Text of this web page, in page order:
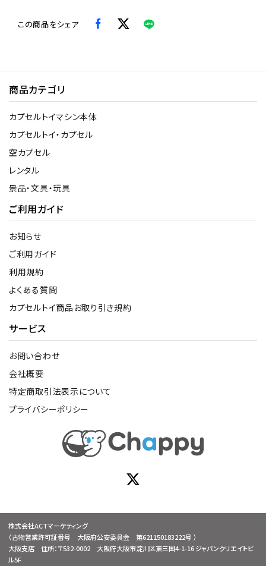
この商品をシェア
商品カテゴリ
カプセルトイマシン本体
カプセルトイ・カプセル
空カプセル
レンタル
景品・文具・玩具
ご利用ガイド
お知らせ
ご利用ガイド
利用規約
よくある質問
カプセルトイ商品お取り引き規約
サービス
お問い合わせ
会社概要
特定商取引法表示について
プライバシーポリシー
株式会社ACTマーケティング
（古物営業許可証番号 大阪府公安委員会 第621150183222号 ）
大阪支店 住所：〒532-0002 大阪府大阪市淀川区東三国4-1-16 ジャパンクリエイトビ
ル5F